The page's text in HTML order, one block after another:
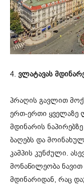
4. ვლატავას
პრაღის გავლით
ერთ-ერთი ყველაზე
მდინარის
ბაღებს და
კამპის კუნძული.
მონაწილეობა
მდინარიდან, რაც